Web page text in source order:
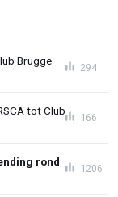
Brugge
294
tot Club
166
rond
1206